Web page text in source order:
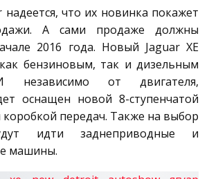
надеется, что их новинка покажет
А сами продаже должны
2016 года. Новый Jaguar XE
бензиновым, так и дизельным
независимо от двигателя,
оснащен новой 8-ступенчатой
передач. Также на выбор
идти заднеприводные и
машины.